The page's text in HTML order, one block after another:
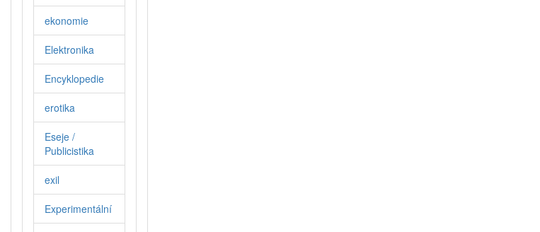
ekonomie
Elektronika
Encyklopedie
erotika
Eseje /
Publicistika
exil
Experimentální